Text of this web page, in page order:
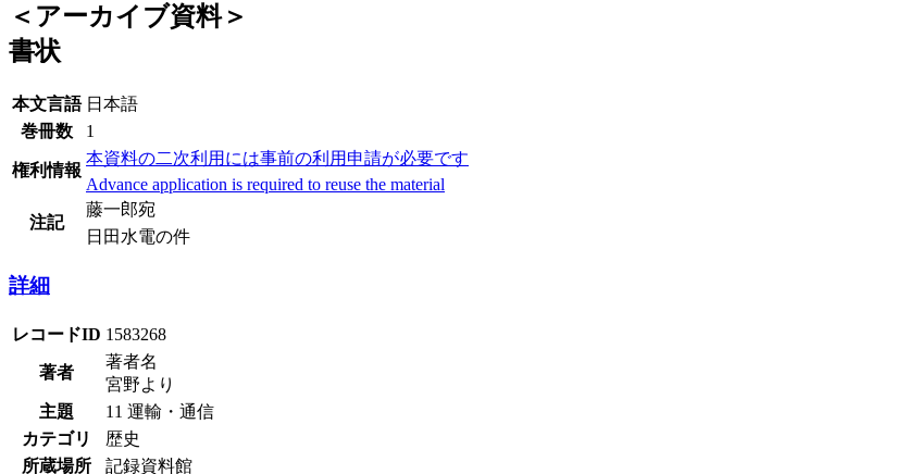
＜アーカイブ資料＞
書状
本文言語 日本語
巻冊数
1
権利情報
本資料の二次利用には事前の利用申請が必要です
Advance application is required to reuse the material
注記
藤一郎宛
日田水電の件
詳細
レコードID 1583268
著者
著者名
宮野より
主題
11 運輸・通信
カテゴリ
歴史
所蔵場所
記録資料館